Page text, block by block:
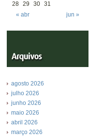
« abr jun »
28 29 30 31
agosto 2026
julho 2026
junho 2026
maio 2026
abril 2026
março 2026